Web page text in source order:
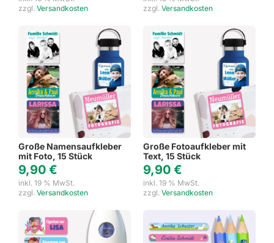
zzgl. Versandkosten
zzgl. Versandkosten
Große Namensaufkleber
mit Foto, 15 Stück
9,90 €
inkl. 19 % MwSt.
zzgl. Versandkosten
Große Fotoaufkleber mit
Text, 15 Stück
9,90 €
inkl. 19 % MwSt.
zzgl. Versandkosten